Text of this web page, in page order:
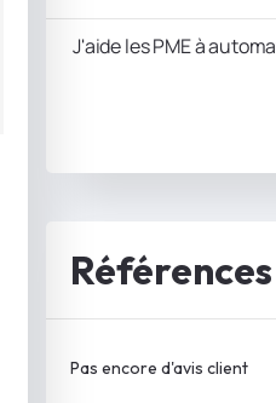
J'aide les PME à
Références
Pas encore d'avis client